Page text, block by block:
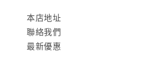
本店地址
聯絡我們
最新優惠